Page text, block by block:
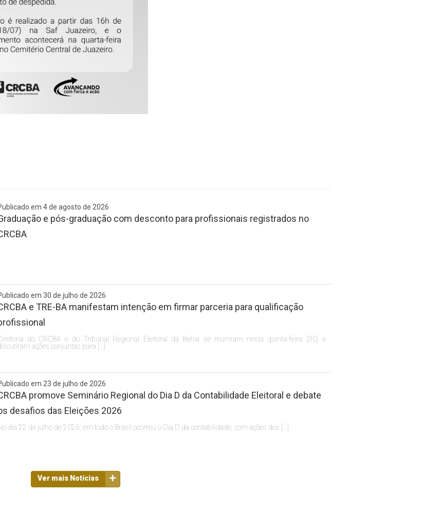
em 4 de agosto de 2026
e pós-graduação com desconto para profissionais registrados no
em 30 de julho de 2026
e TRE-BA manifestam intenção em firmar parceria para qualificação
do CRCBA e do Tribunal Regional Eleitoral da Bahia se reuniram nesta quinta-feira (30) e
ações conjuntas para […]
em 23 de julho de 2026
promove Seminário Regional do Dia D da Contabilidade Eleitoral e debate
desafios das Eleições 2026
dia 22 de julho de 2026, em todo o Brasil ocorreu o Dia D da contabilidade, com ações dos […]
Ver mais Notícias